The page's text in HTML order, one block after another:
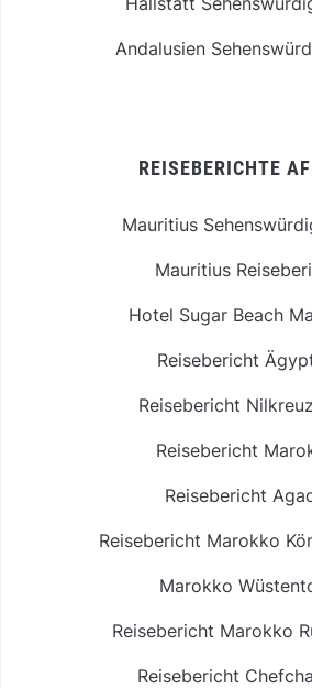
Andalusien
REISEBERICHTE
Mauritius
Mauritius
Hotel Sugar Beach
Reisebericht
Reisebericht
Reisebericht
Reisebericht
Reisebericht Marokko
Marokko
Reisebericht Marokko
Reisebericht